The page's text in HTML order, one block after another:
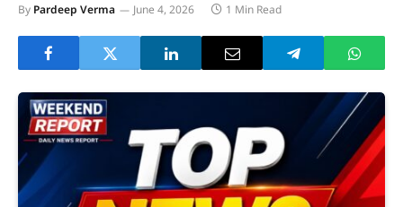
By Pardeep Verma June 4, 2026 1 Min Read